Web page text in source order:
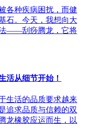
各种疾病困扰，而健
石。今天，我想向大
——刮痧腾龙，它将
活从细节开始！
生活的品质要求越来
追求品质与信赖的双
龙橡胶应运而生，以